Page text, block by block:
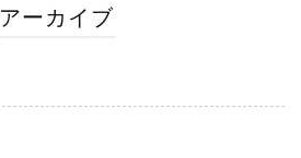
アーカイブ